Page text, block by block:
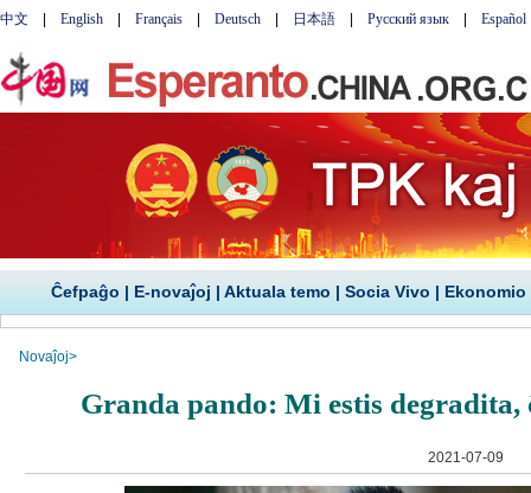
Ĉefpaĝo | E-novaĵoj | Aktuala temo | Socia Vivo | Ekonomio
Novaĵoj>
Granda pando: Mi estis
2021-07-09